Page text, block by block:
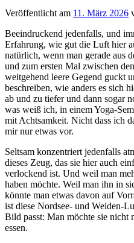
Veröffentlicht am 11. März 2026
Beeindruckend jedenfalls, und
Erfahrung, wie gut die Luft hier
natürlich, wenn man gerade aus
und zum ersten Mal zwischen
weitgehend leere Gegend guckt
beschreiben, wie anders es sich
ab und zu tiefer und dann sogar
was weiß ich, in einem Yoga-
mit Achtsamkeit. Nicht dass ich
mir nur etwas vor.
Seltsam konzentriert jedenfalls
dieses Zeug, das sie hier auch
verlockend ist. Und weil man
haben möchte. Weil man ihn in
könnte man etwas davon auf
ist diese Nordsee- und Weiden-
Bild passt: Man möchte sie nicht
essen.